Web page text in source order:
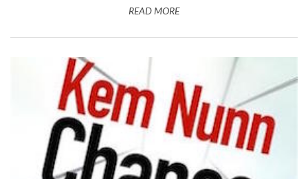
READ MORE